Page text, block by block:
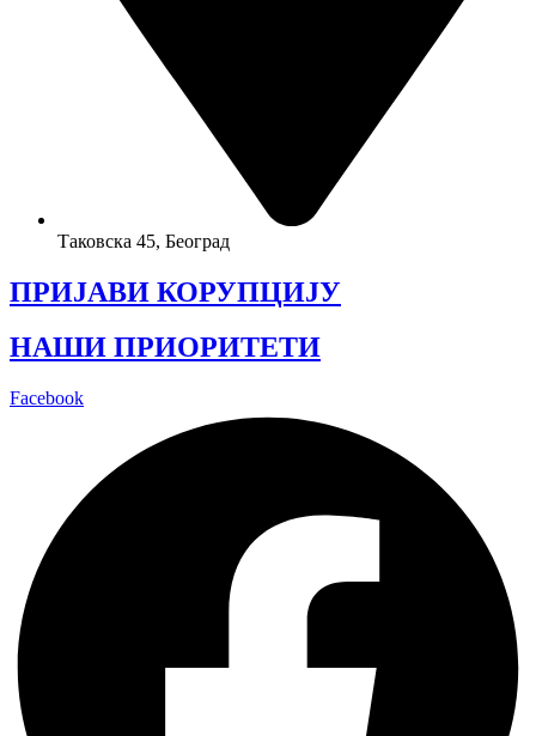
Таковска 45, Београд
ПРИЈАВИ КОРУПЦИЈУ
НАШИ ПРИОРИТЕТИ
Facebook